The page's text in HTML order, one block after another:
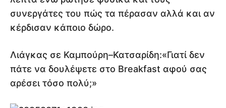
συνεργάτες του πώς τα πέρασαν αλλά και αν
κέρδισαν κάποιο δώρο.
Λιάγκας σε Καμπούρη–Κατσαρίδη:«Γιατί δεν
πάτε να δουλέψετε στο Breakfast αφού σας
αρέσει τόσο πολύ;»